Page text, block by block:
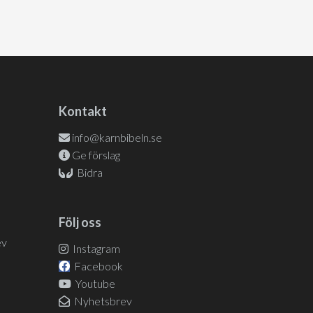
Kontakt
info@karnbibeln.se
Ge förslag
Bidra
Följ oss
Instagram
Facebook
Youtube
Nyhetsbrev